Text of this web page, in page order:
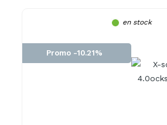
en stock
Promo -10.21%